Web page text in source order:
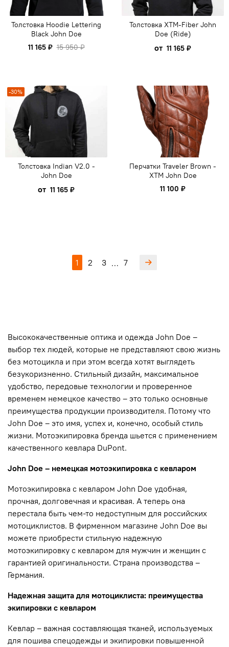
Толстовка Hoodie Lettering
Black John Doe
11 165 ₽ 15 950 ₽
Толстовка XTM-Fiber John
Doe (Ride)
от 11 165 ₽
-30%
Толстовка Indian V2.0 -
John Doe
от 11 165 ₽
Перчатки Traveler Brown -
XTM John Doe
11 100 ₽
1 2 3 … 7
Высококачественные оптика и одежда John Doe –
выбор тех людей, которые не представляют свою жизнь
без мотоцикла и при этом всегда хотят выглядеть
безукоризненно. Стильный дизайн, максимальное
удобство, передовые технологии и проверенное
временем немецкое качество – это только основные
преимущества продукции производителя. Потому что
John Doe – это имя, успех и, конечно, особый стиль
жизни. Мотоэкипировка бренда шьется с применением
качественного кевлара DuPont.
John Doe – немецкая мотоэкипировка с кевларом
Мотоэкипировка с кевларом John Doe удобная,
прочная, долговечная и красивая. А теперь она
перестала быть чем-то недоступным для российских
мотоциклистов. В фирменном магазине John Doe вы
можете приобрести стильную надежную
мотоэкипировку с кевларом для мужчин и женщин с
гарантией оригинальности. Страна производства –
Германия.
Надежная защита для мотоциклиста: преимущества
экипировки с кевларом
Кевлар – важная составляющая тканей, используемых
для пошива спецодежды и экипировки повышенной